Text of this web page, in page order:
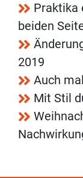
Praktika
beiden
2019
Auch
Mit Stil